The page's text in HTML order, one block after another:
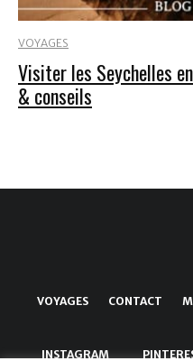
VOYAGES
Visiter les Seychelles
& conseils
VOYAGES CONTACT
INSTAGRAM